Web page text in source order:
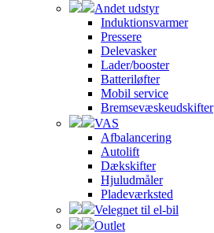
Andet udstyr
Induktionsvarmer
Pressere
Delevasker
Lader/booster
Batteriløfter
Mobil service
Bremsevæskeudskifter
VAS
Afbalancering
Autolift
Dækskifter
Hjuludmåler
Pladeværksted
Velegnet til el-bil
Outlet